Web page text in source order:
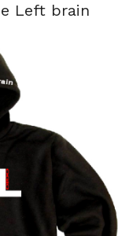
Left brain